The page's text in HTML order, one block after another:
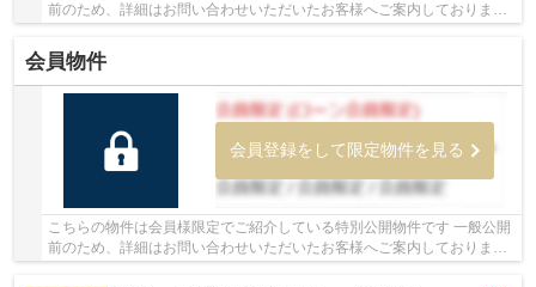
前のため、詳細はお問い合わせいただいたお客様へご案内しております
会員物件
会員登録をして限定物件を見る
こちらの物件は会員様限定でご紹介している特別公開物件です 一般公開
前のため、詳細はお問い合わせいただいたお客様へご案内しております